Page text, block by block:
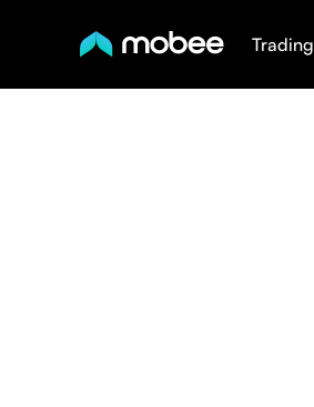
Trading